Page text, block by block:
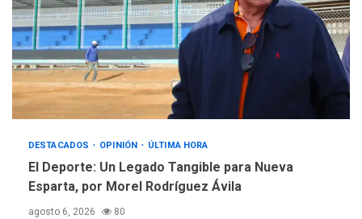
4
Hutíes de Yemen dicen que
atacaron dos petroleros
sauditas
5
REGIONALES ÚLTIMA HORA
Instituciones estadales se
Escuelas Abiertas 2026
DESTACADOS OPINIÓN ÚLTIMA HORA
El Deporte: Un Legado Tangible para Nueva
Esparta, por Morel Rodríguez Ávila
agosto 6, 2026 80